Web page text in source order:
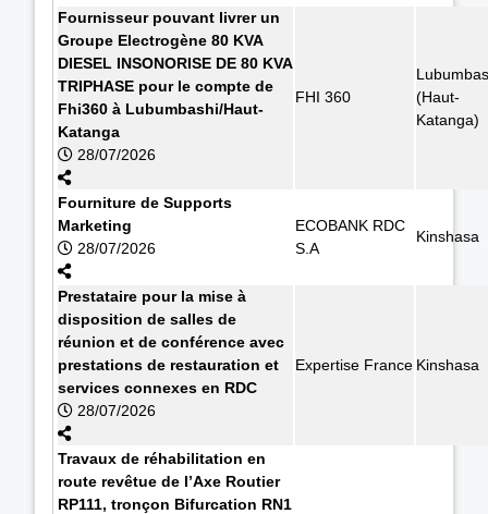
Fournisseur pouvant livrer un
Groupe Electrogène 80 KVA
DIESEL INSONORISE DE 80 KVA
TRIPHASE pour le compte de
Fhi360 à Lubumbashi/Haut-
Katanga
28/07/2026
FHI 360
(Haut-
Katanga)
Fourniture de Supports
Marketing
28/07/2026
ECOBANK RDC
S.A
Kinshasa
Prestataire pour la mise à
disposition de salles de
réunion et de conférence avec
prestations de restauration et
services connexes en RDC
28/07/2026
Expertise France Kinshasa
Travaux de réhabilitation en
route revêtue de l’Axe Routier
RP111, tronçon Bifurcation RN1